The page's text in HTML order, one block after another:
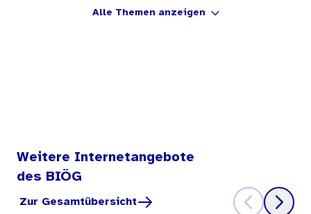
Alle Themen anzeigen
Weitere Internetangebote
des BIÖG
Zur Gesamtübersicht